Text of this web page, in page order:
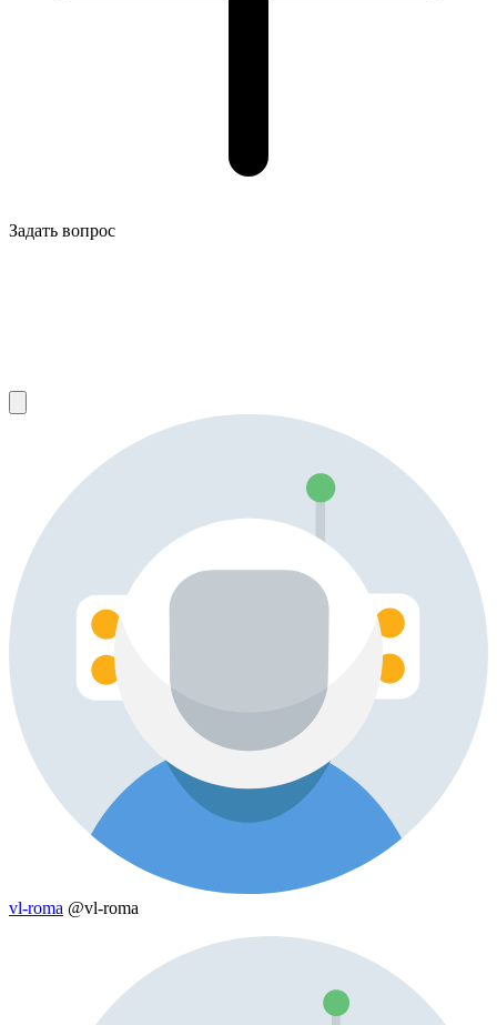
Задать вопрос
vl-roma @vl-roma